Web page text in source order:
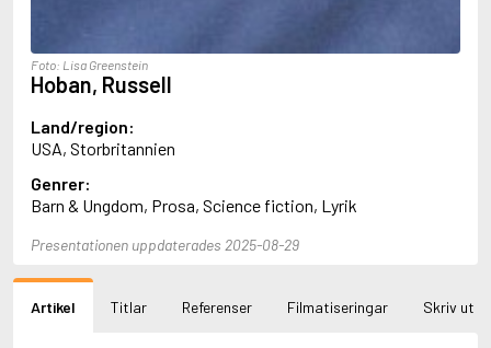
Adamov, Arthur
Adams, Douglas
Adams, Herbert
Adams, Jane
Adams, Richard
Adbåge, Emma
Adbåge, Lisen
Adelborg, Ottilia
Adiga, Aravind
Adnan, Etel
Foto: Lisa Greenstein
Hoban, Russell
Land/region:
USA, Storbritannien
Genrer:
Barn & Ungdom, Prosa, Science fiction, Lyrik
Presentationen uppdaterades 2025-08-29
Artikel Titlar Referenser Filmatiseringar Skriv ut